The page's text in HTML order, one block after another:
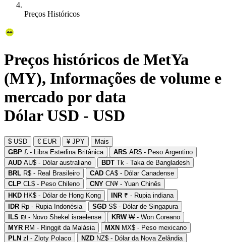
Preços Históricos
Preços históricos de MetYa
(MY), Informações de volume e
mercado por data
Dólar USD - USD
$ USD € EUR ¥ JPY
Mais
GBP £ - Libra Esterlina Britânica ARS AR$ - Peso Argentino
AUD AU$ - Dólar australiano BDT Tk - Taka de Bangladesh
BRL R$ - Real Brasileiro CAD CA$ - Dólar Canadense
CLP CL$ - Peso Chileno CNY CN¥ - Yuan Chinês
HKD HK$ - Dólar de Hong Kong INR ₹ - Rupia indiana
IDR Rp - Rupia Indonésia SGD S$ - Dólar de Singapura
ILS ₪ - Novo Shekel israelense KRW₩ - Won Coreano
MYR RM - Ringgit da Malásia MXN MX$ - Peso mexicano
PLN zł - Zloty Polaco NZD NZ$ - Dólar da Nova Zelândia